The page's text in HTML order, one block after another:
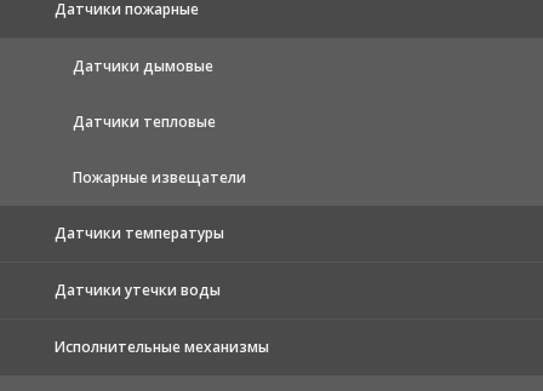
Датчики пожарные
Датчики дымовые
Датчики тепловые
Пожарные извещатели
Датчики температуры
Датчики утечки воды
Исполнительные механизмы